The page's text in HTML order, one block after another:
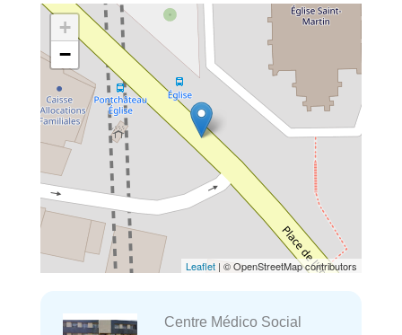
+
−
Leaflet | © OpenStreetMap contributors
Centre Médico Social